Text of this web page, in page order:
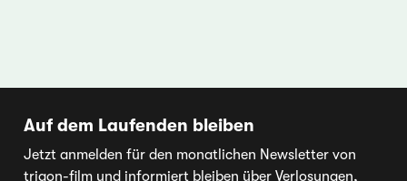
Auf dem Laufenden bleiben
Jetzt anmelden für den monatlichen Newsletter von
trigon-film und informiert bleiben über Verlosungen,